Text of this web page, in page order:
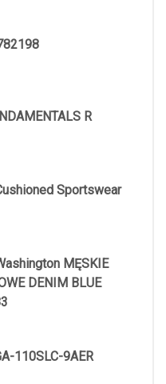
R
Sportswear
MĘSKIE
DENIM BLUE
110SLC-9AER